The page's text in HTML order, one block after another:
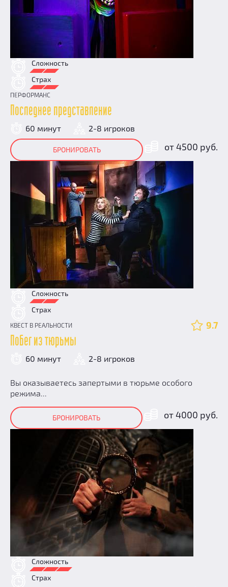
Сложность
Страх
ПЕРФОРМАНС
Последнее представление
60 минут 2-8 игроков
от 4500 руб.
БРОНИРОВАТЬ
Сложность
Страх
КВЕСТ В РЕАЛЬНОСТИ 9.7
Побег из тюрьмы
60 минут 2-8 игроков
Вы оказываетесь запертыми в тюрьме особого
режима...
от 4000 руб.
БРОНИРОВАТЬ
Сложность
Страх